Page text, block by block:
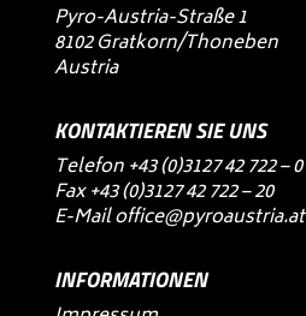
Pyro-Austria-Straße 1
8102 Gratkorn/Thoneben
Austria
KONTAKTIEREN SIE UNS
Telefon+43 (0)3127 42 722 – 0
Fax +43 (0)3127 42 722 – 20
E-Mailoffice@pyroaustria.at
INFORMATIONEN